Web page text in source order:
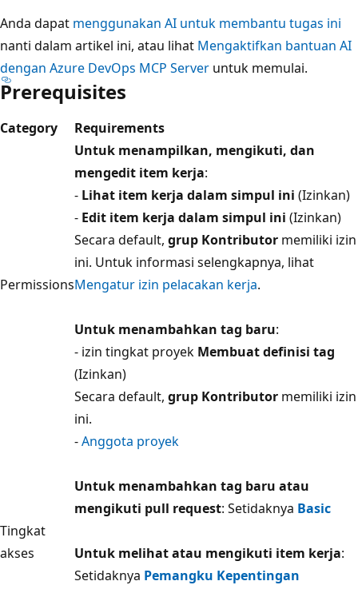
Anda dapat menggunakan AI untuk membantu tugas ini
nanti dalam artikel ini, atau lihat Mengaktifkan bantuan AI
dengan Azure DevOps MCP Server untuk memulai.
Prerequisites
Category Requirements
Permissions
Untuk menampilkan, mengikuti, dan
mengedit item kerja:
- Lihat item kerja dalam simpul ini (Izinkan)
- Edit item kerja dalam simpul ini (Izinkan)
Secara default, grup Kontributor memiliki izin
ini. Untuk informasi selengkapnya, lihat
Mengatur izin pelacakan kerja.
Untuk menambahkan tag baru:
- izin tingkat proyek Membuat definisi tag
(Izinkan)
Secara default, grup Kontributor memiliki izin
ini.
Tingkat
akses
-Anggota proyek
Untuk menambahkan tag baru atau
mengikuti pull request: Setidaknya Basic
Untuk melihat atau mengikuti item kerja:
Setidaknya Pemangku Kepentingan